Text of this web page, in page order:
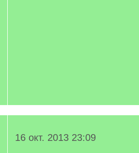
16 окт. 2013 23:09